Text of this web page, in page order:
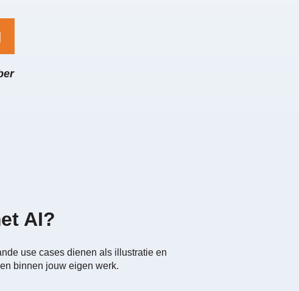
AI?
use cases dienen als illustratie en
binnen jouw eigen werk.